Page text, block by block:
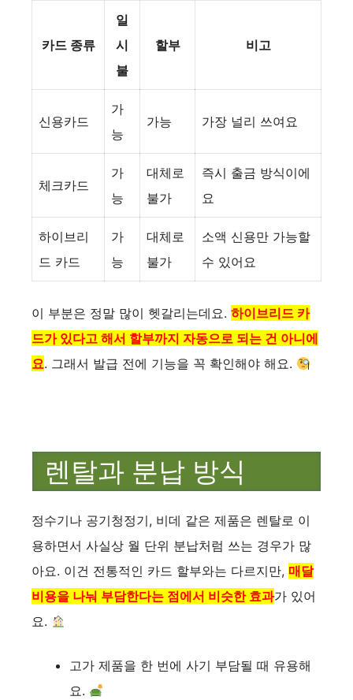
카드 종류
일
시
불
할부 비고
신용카드
가
능
가능 가장 널리 쓰여요
체크카드
가
능
대체로
불가
즉시 출금 방식이에
요
하이브리
드 카드
가
능
대체로
불가
소액 신용만 가능할
수 있어요
이 부분은 정말 많이 헷갈리는데요. 하이브리드 카
드가 있다고 해서 할부까지 자동으로 되는 건 아니에
요. 그래서 발급 전에 기능을 꼭 확인해야 해요.
렌탈과 분납 방식
정수기나 공기청정기, 비데 같은 제품은 렌탈로 이
용하면서 사실상 월 단위 분납처럼 쓰는 경우가 많
아요. 이건 전통적인 카드 할부와는 다르지만, 매달
비용을 나눠 부담한다는 점에서 비슷한 효과가 있어
요.
고가 제품을 한 번에 사기 부담될 때 유용해
요.